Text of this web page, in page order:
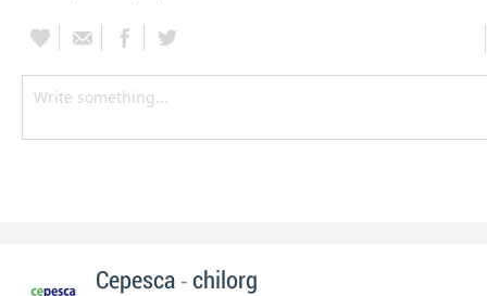
Cepesca - chilorg